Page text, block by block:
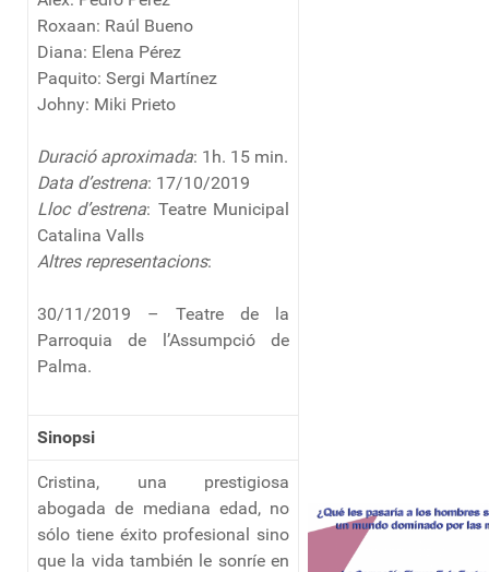
Roxaan: Raúl Bueno
Diana: Elena Pérez
Paquito: Sergi Martínez
Johny: Miki Prieto
Duració aproximada: 1h. 15 min.
Data d’estrena: 17/10/2019
Lloc d’estrena: Teatre Municipal
Catalina Valls
Altres representacions:
30/11/2019 – Teatre de la
Parroquia de l’Assumpció de
Palma.
Sinopsi
Cristina, una prestigiosa
abogada de mediana edad, no
sólo tiene éxito profesional sino
que la vida también le sonríe en